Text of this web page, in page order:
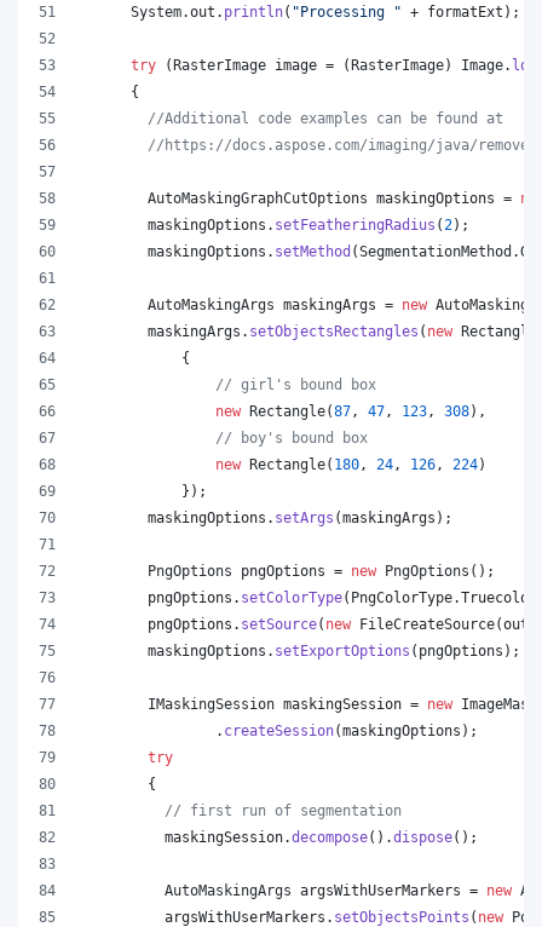
System.out . println( "Processing " + formatExt );
try (RasterImage image = (RasterImage) Image.
      {
//Additional code examples can be found at
//https://docs.aspose.com/imaging/java/remove-
AutoMaskingGraphCutOptions maskingOptions =
maskingOptions . setFeatheringRadius ( 2);
maskingOptions . setMethod (SegmentationMethod .
AutoMaskingArgs maskingArgs = new
maskingArgs . setObjectsRectangles ( new Rectangle
            {
// girl's bound box
new Rectangle(87 , 47 , 123 , 308),
// boy's bound box
new Rectangle( 180 , 24 , 126 , 224)
            });
maskingOptions . setArgs (maskingArgs );
PngOptions pngOptions = new PngOptions ();
pngOptions . setColorType( PngColorType.
pngOptions . setSource( new FileCreateSource(
maskingOptions . setExportOptions ( pngOptions );
IMaskingSession maskingSession = new
                .
createSession(maskingOptions );
try
        {
// first run of segmentation
maskingSession.decompose().dispose();
AutoMaskingArgs argsWithUserMarkers = new
argsWithUserMarkers . setObjectsPoints ( new